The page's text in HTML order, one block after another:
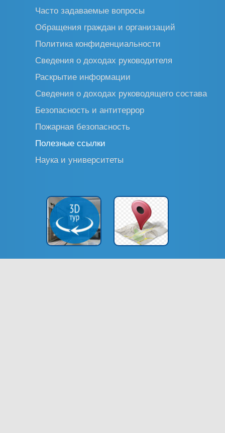
Часто задаваемые вопросы
Обращения граждан и организаций
Политика конфиденциальности
Сведения о доходах руководителя
Раскрытие информации
Сведения о доходах руководящего состава
Безопасность и антитеррор
Пожарная безопасность
Полезные ссылки
Наука и университеты